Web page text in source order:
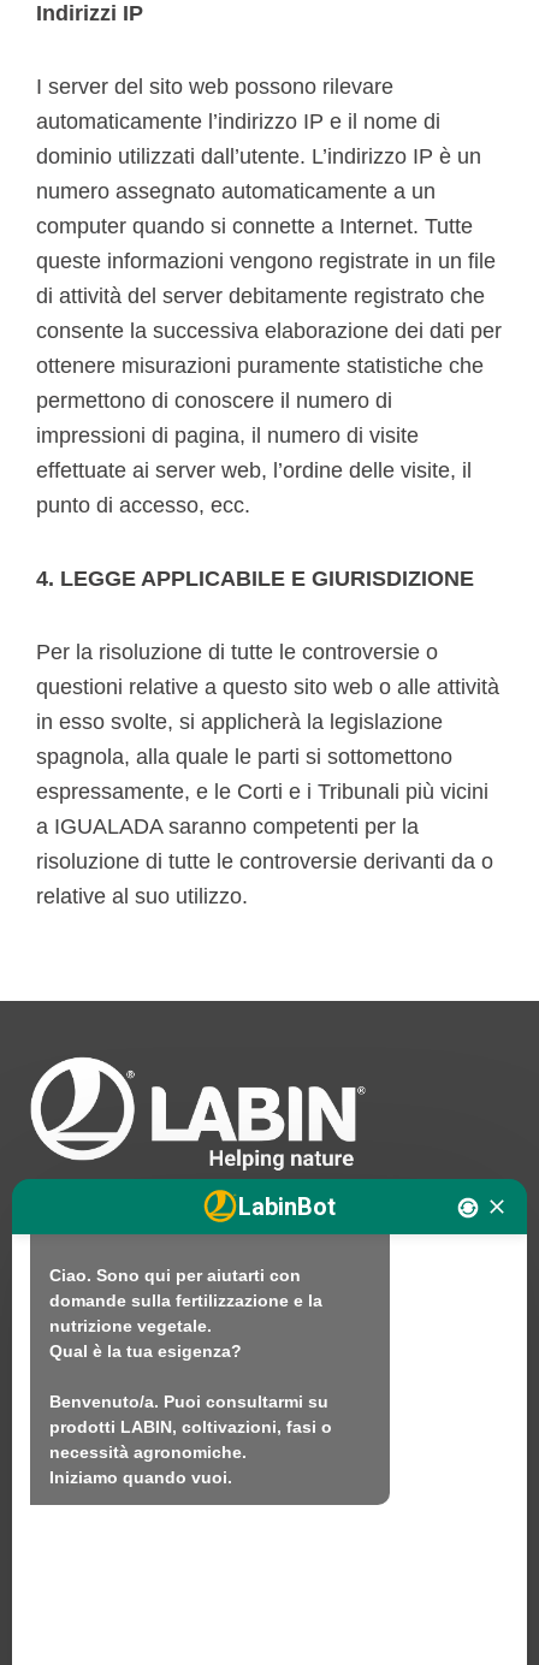
Indirizzi IP
I server del sito web possono rilevare
automaticamente l’indirizzo IP e il nome di
dominio utilizzati dall’utente. L’indirizzo IP è un
numero assegnato automaticamente a un
computer quando si connette a Internet. Tutte
queste informazioni vengono registrate in un file
di attività del server debitamente registrato che
consente la successiva elaborazione dei dati per
ottenere misurazioni puramente statistiche che
permettono di conoscere il numero di
impressioni di pagina, il numero di visite
effettuate ai server web, l’ordine delle visite, il
punto di accesso, ecc.
4. LEGGE APPLICABILE E GIURISDIZIONE
Per la risoluzione di tutte le controversie o
questioni relative a questo sito web o alle attività
in esso svolte, si applicherà la legislazione
spagnola, alla quale le parti si sottomettono
espressamente, e le Corti e i Tribunali più vicini
a IGUALADA saranno competenti per la
risoluzione di tutte le controversie derivanti da o
relative al suo utilizzo.
Noi
Prodotti
Contatto
LABIN PRODUCTS S.L.
LabinBot
Ciao. Sono LABINbot, l'assistente
tecnico di nutrizione vegetale di
In cosa posso aiutarti?
Ciao. Sono qui per aiutarti con
domande sulla fertilizzazione e la
nutrizione vegetale.
Qual è la tua esigenza?
Benvenuto/a. Puoi consultarmi su
prodotti LABIN, coltivazioni, fasi o
necessità agronomiche.
Iniziamo quando vuoi.